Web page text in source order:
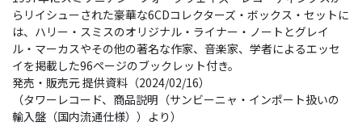
らリイシューされた豪華な6CDコレクターズ・ボックス・セットに
は、ハリー・スミスのオリジナル・ライナー・ノートとグレイ
ル・マーカスやその他の著名な作家、音楽家、学者によるエッセ
イを掲載した96ページのブックレット付き。
発売・販売元 提供資料（2024/02/16）
（タワーレコード、商品説明（サンビーニャ・インポート扱いの
輸入盤（国内流通仕様））より）